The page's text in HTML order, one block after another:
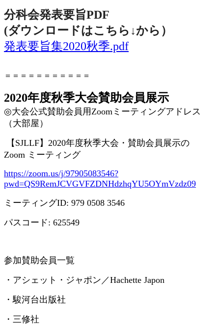
分科会発表要旨PDF
(ダウンロードはこちら↓から ）
発表要旨集2020秋季.pdf
＝＝＝＝＝＝＝＝＝＝＝
2020年度秋季大会賛助会員展示
◎大会公式賛助会員用Zoom ミーティングアドレス
（大部屋）
【 SJLLF】 2020年度秋季大会・賛助会員展示の
Zoom ミーティング
https://zoom.us/j/97905083546?
pwd=QS9RemJCVGVFZDNHdzhqYU5OYmVzdz09
ミーティングID: 979 0508 3546
パスコード: 625549
参加賛助会員一覧
・アシェット・ジャポン／Hachette Japon
・駿河台出版社
・三修社